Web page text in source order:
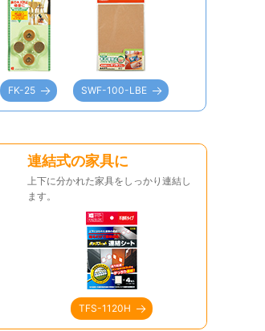
FK-25 SWF-100-LBE
連結式の家具に
上下に分かれた家具をしっかり連結し
ます。
TFS-1120H